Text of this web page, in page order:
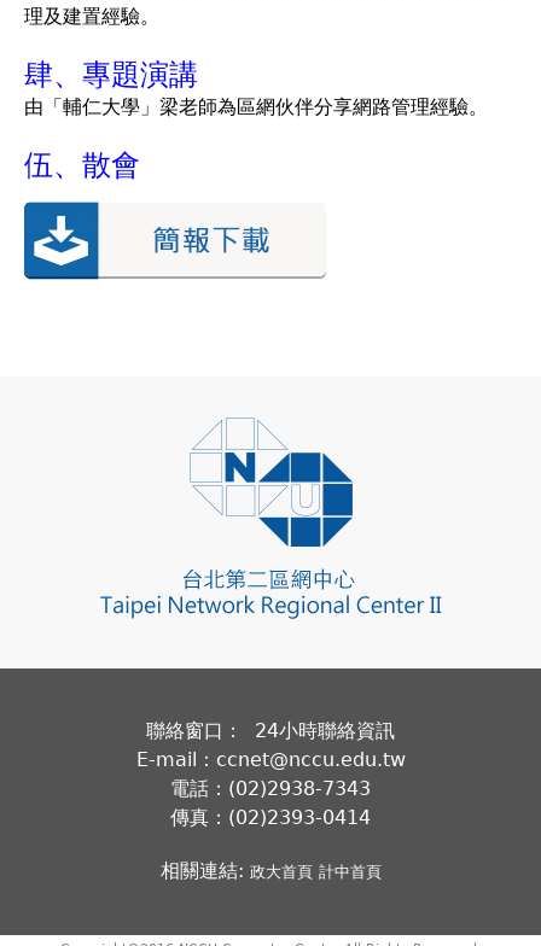
理及建置經驗。
肆、專題演講
由「輔仁大學」梁老師為區網伙伴分享網路管理經驗。
伍、散會
聯絡窗口： 24小時聯絡資訊
E-mail：ccnet@nccu.edu.tw
電話：(02)2938-7343
傳真：(02)2393-0414
相關連結: 政大首頁 計中首頁